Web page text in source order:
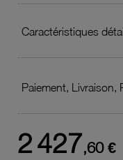
Caractéristiques
Paiement, Livraison,
2 427,60 €